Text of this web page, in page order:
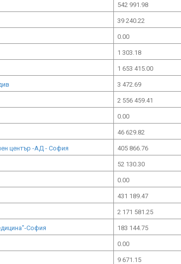
542 991.98
39 240.22
0.00
1 303.18
1 653 415.00
3 472.69
2 556 459.41
0.00
46 629.82
център -АД - София 405 866.76
52 130.30
0.00
431 189.47
2 171 581.25
София 183 144.75
0.00
9 671.15